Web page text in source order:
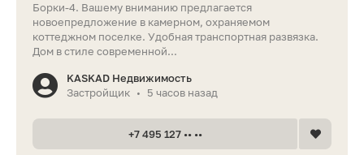
Борки-4. Вашему вниманию предлагается
новоепредложение в камерном, охраняемом
коттеджном поселке. Удобная транспортная развязка.
Дом в стиле современной...
KASKAD Недвижимость
Застройщик • 5 часов назад
+7 495 127 •• ••